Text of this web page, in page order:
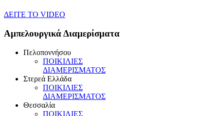
ΔEITE TO VIDEO
Αμπελουργικά Διαμερίσματα
Πελοποννήσου
ΠOIKIΛIEΣ
ΔIAMEPIΣMATOΣ
Στερεά Eλλάδα
ΠOIKIΛIEΣ
ΔIAMEPIΣMATOΣ
Θεσσαλία
ΠOIKIΛIEΣ